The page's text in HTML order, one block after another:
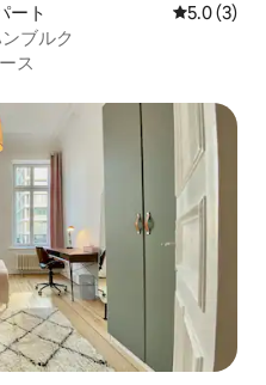
ート レビュー3
5.0 (3)
ブルク
ス